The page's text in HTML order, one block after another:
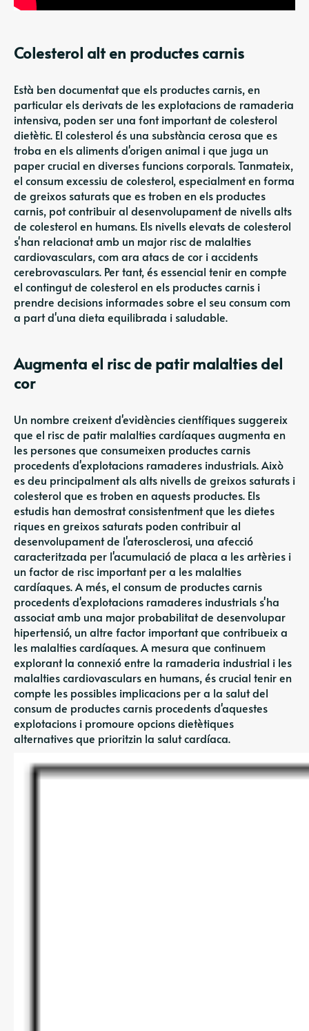
Colesterol alt en productes carnis
Està ben documentat que els productes carnis, en
particular els derivats de les explotacions de ramaderia
intensiva, poden ser una font important de colesterol
dietètic. El colesterol és una substància cerosa que es
troba en els aliments d'origen animal i que juga un
paper crucial en diverses funcions corporals. Tanmateix,
el consum excessiu de colesterol, especialment en forma
de greixos saturats que es troben en els productes
carnis, pot contribuir al desenvolupament de nivells alts
de colesterol en humans. Els nivells elevats de colesterol
s'han relacionat amb un major risc de malalties
cardiovasculars, com ara atacs de cor i accidents
cerebrovasculars. Per tant, és essencial tenir en compte
el contingut de colesterol en els productes carnis i
prendre decisions informades sobre el seu consum com
a part d'una dieta equilibrada i saludable.
Augmenta el risc de patir malalties del
cor
Un nombre creixent d'evidències científiques suggereix
que el risc de patir malalties cardíaques augmenta en
les persones que consumeixen productes carnis
procedents d'explotacions ramaderes industrials. Això
es deu principalment als alts nivells de greixos saturats i
colesterol que es troben en aquests productes. Els
estudis han demostrat consistentment que les dietes
riques en greixos saturats poden contribuir al
desenvolupament de l'aterosclerosi, una afecció
caracteritzada per l'acumulació de placa a les artèries i
un factor de risc important per a les malalties
cardíaques. A més, el consum de productes carnis
procedents d'explotacions ramaderes industrials s'ha
associat amb una major probabilitat de desenvolupar
hipertensió, un altre factor important que contribueix a
les malalties cardíaques. A mesura que continuem
explorant la connexió entre la ramaderia industrial i les
malalties cardiovasculars en humans, és crucial tenir en
compte les possibles implicacions per a la salut del
consum de productes carnis procedents d'aquestes
explotacions i promoure opcions dietètiques
alternatives que prioritzin la salut cardíaca.